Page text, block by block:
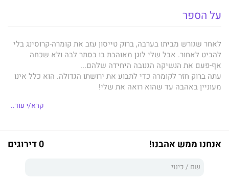
על הספר
לאחר שגורש מביתו בערבה, ברוק טייסון עזב את קומרה-קרוסינג בלי
להביט לאחור. אבל שלי לוגן מאוהבת בו בסתר לבה ולא שכחה
אף-פעם את הנשיקה הגנובה היחידה שלהם...
עתה ברוק חזר לקומרה כדי לתבוע את ירושתו הגדולה. הוא כלל אינו
מעוניין באהבה עד שהוא רואה את שלי!
להפוך את שלי לכלתו...
קרא/י עוד..
אנחנו ממש אהבנו! 0 דירוגים